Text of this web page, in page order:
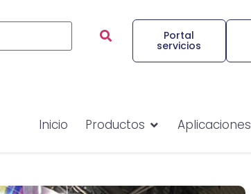
Portal
servicios
Inicio Productos Aplicaciones